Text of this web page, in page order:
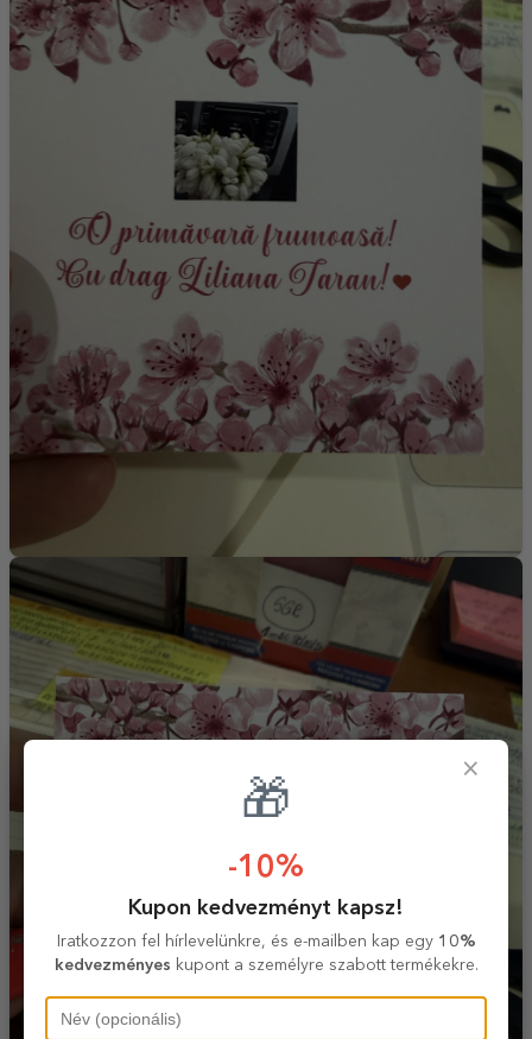
×
🎁
-10%
Kupon kedvezményt kapsz!
Iratkozzon fel hírlevelünkre, és e-mailben kap egy 10%
kedvezményes kupont a személyre szabott termékekre.